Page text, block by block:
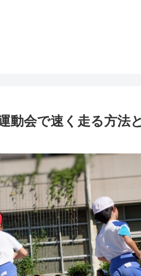
動会で速く走る方法